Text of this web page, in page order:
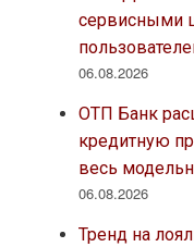
сервисными
06.08.2026
ОТП Банк
кредитную
весь
06.08.2026
Тренд на